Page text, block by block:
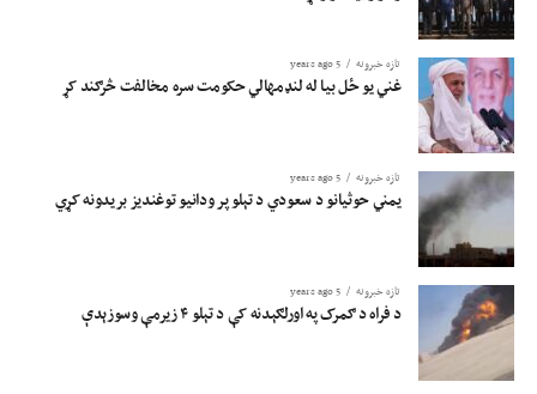
تازه خبرونه 5 years ago
غني یو ځل بیا له لنډمهالي حکومت سره مخالفت څرګند کړ
تازه خبرونه 5 years ago
یمني حوثیانو د سعودي د تېلو پر ودانیو توغندیز بریدونه کړي
تازه خبرونه 5 years ago
د فراه د ګمرک په اورلګېدنه کې د تېلو ۴ زیرمې وسوزېدې